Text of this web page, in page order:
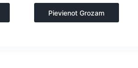
Pievienot Grozam